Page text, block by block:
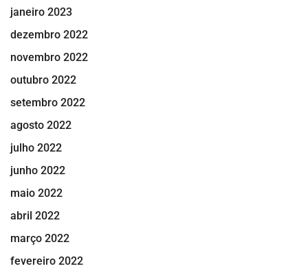
janeiro 2023
dezembro 2022
novembro 2022
outubro 2022
setembro 2022
agosto 2022
julho 2022
junho 2022
maio 2022
abril 2022
março 2022
fevereiro 2022